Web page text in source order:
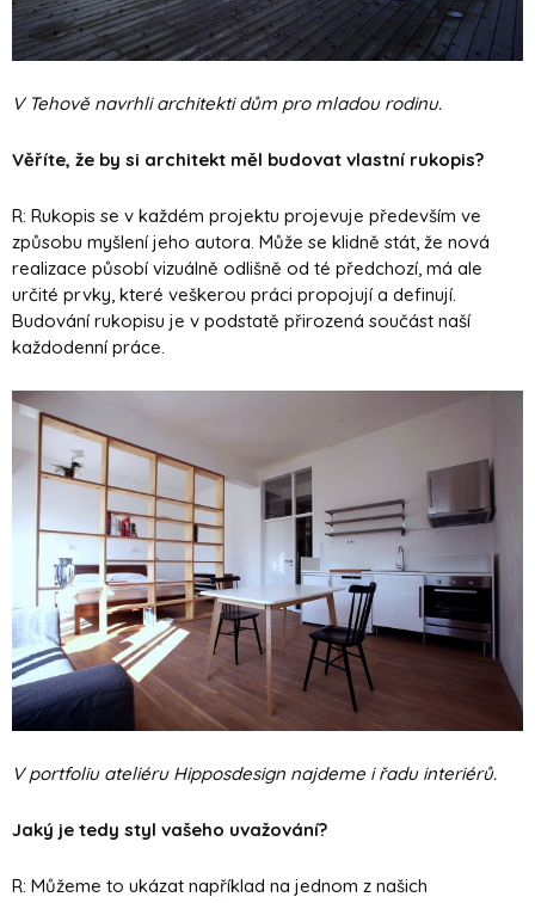
V Tehově navrhli architekti dům pro mladou rodinu.
Věříte, že by si architekt měl budovat vlastní rukopis?
R: Rukopis se v každém projektu projevuje především ve
způsobu myšlení jeho autora. Může se klidně stát, že nová
realizace působí vizuálně odlišně od té předchozí, má ale
určité prvky, které veškerou práci propojují a definují.
Budování rukopisu je v podstatě přirozená součást naší
každodenní práce.
V portfoliu ateliéru Hipposdesign najdeme i řadu interiérů.
Jaký je tedy styl vašeho uvažování?
R: Můžeme to ukázat například na jednom z našich